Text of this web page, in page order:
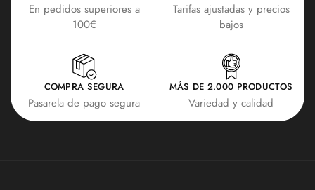
En pedidos superiores a
100€
Tarifas ajustadas y precios
bajos
COMPRA SEGURA
Pasarela de pago segura
MÁS DE 2.000 PRODUCTOS
Variedad y calidad